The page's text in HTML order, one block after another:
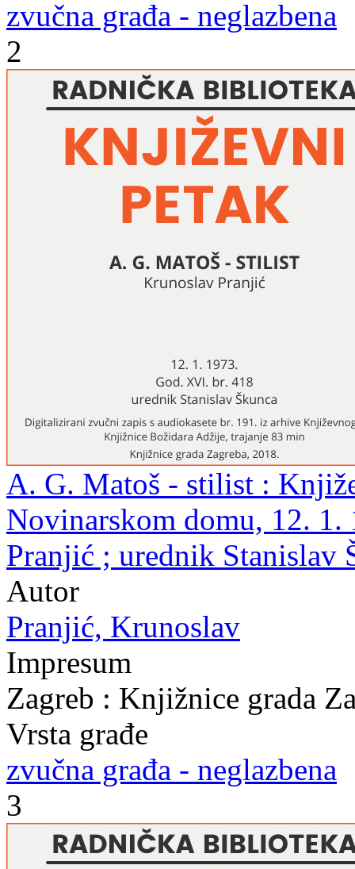
zvučna građa - neglazbena
2
A. G. Matoš - stilist :
Novinarskom domu, 12.
Pranjić ; urednik Stanislav
Autor
Pranjić, Krunoslav
Impresum
Zagreb : Knjižnice grada
Vrsta građe
zvučna građa - neglazbena
3